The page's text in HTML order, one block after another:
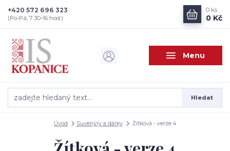
Menu
Hledat
+420 572 696 323
(Po-Pá, 7:30-16 hod.)
0 ks
0 Kč
Úvod Suvenýry a dárky Žítková - verze 4